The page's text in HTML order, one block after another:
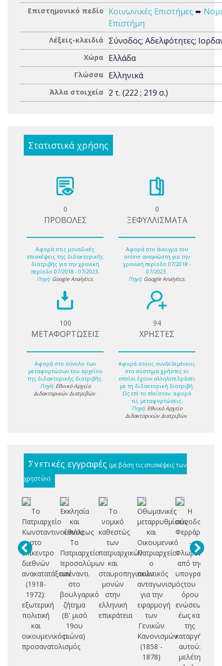
Επιστημονικό πεδίο Κοινωνικές Επιστήμες ➨
Επιστήμη
Λέξεις-κλειδιά Σύνοδος; Αδελφότητες;
Χώρα Ελλάδα
Γλώσσα Ελληνικά
Άλλα στοιχεία 2 τ. (222 ; 219 σ.)
Στατιστικά χρήσης
0
ΠΡΟΒΟΛΕΣ
Αφορά στις μοναδικές
επισκέψεις της διδακτορικής
διατριβής για την χρονική
περίοδο 07/2018 - 07/2023.
Πηγή: Google Analytics.
0
ΞΕΦΥΛΛΙΣΜΑΤΑ
Αφορά στο άνοιγμα του
online αναγνώστη για την
χρονική περίοδο 07/2018 -
07/2023.
Πηγή: Google Analytics.
100
ΜΕΤΑΦΟΡΤΩΣΕΙΣ
Αφορά στο σύνολο των
μεταφορτώσων του αρχείου
της διδακτορικής διατριβής.
Πηγή: Εθνικό Αρχείο
Διδακτορικών Διατριβών.
94
ΧΡΗΣΤΕΣ
Αφορά στους συνδεδεμένους
στο σύστημα χρήστες οι
οποίοι έχουν αλληλεπιδράσει
με τη διδακτορική διατριβή.
Ως επί το πλείστον, αφορά
τις μεταφορτώσεις.
Πηγή: Εθνικό Αρχείο
Διδακτορικών Διατριβών.
Σχετικές εγγραφές (με βάση τις επισκέψεις των
χρηστών)
Το
Πατριαρχείο
Κωνσταντινουπόλεως
στο
επίκεντρο
διεθνών
ανακατατάξεων
(1918-
1972):
εξωτερική
πολιτική
και
οικουμενικός
προσανατολισμός
Εκκλησία
και
έθνος:
Το
Πατριαρχείο
Ιεροσολύμων
απέναντι
στο
βουλγαρικό
ζήτημα
(Β' μισό
19ου
αιώνα)
Το
νομικό
καθεστώς
των
πατριαρχικών
και
σταυροπηγιακών
μονών
στην
ελληνική
επικράτεια
Οθωμανικές
μεταρρυθμίσεις
και
Οικουμενικό
Πατριαρχείο:
ο
πολιτικός
ανταγωνισμός
για την
εφαρμογή
των
Γενικών
Κανονισμών
(1858 -
1878)
Η
σύνοδος
Φερράρας
-
Φλωρεντίας
από της
υπογραφής
του
όρου
ενώσεως
έως και
της
καταργήσεως
αυτού:
μελέτη